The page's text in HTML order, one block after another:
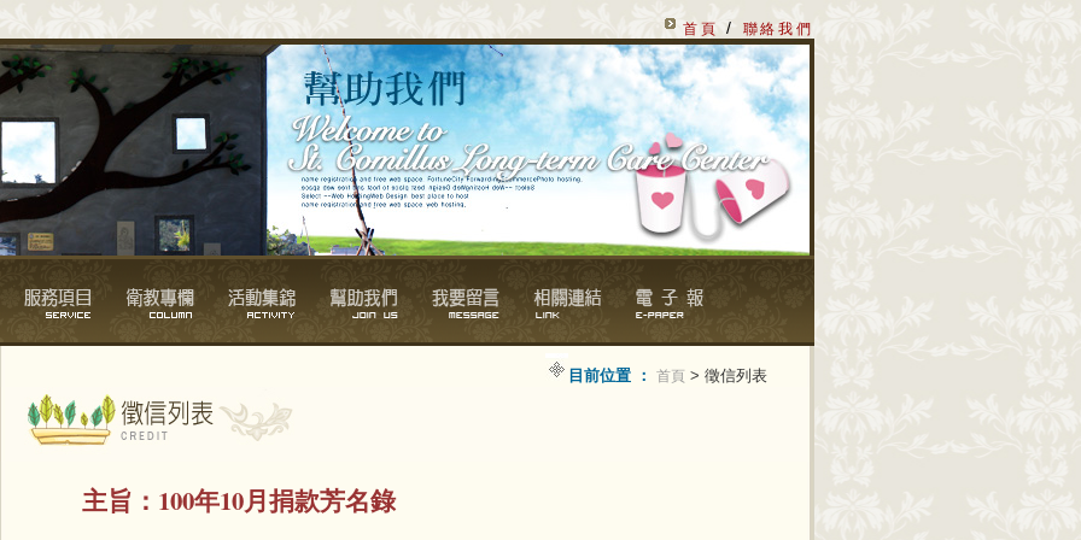
首頁 / 聯絡我們
目前位置 ： 首頁 > 徵信列表
主旨： 100年10月捐款芳名錄